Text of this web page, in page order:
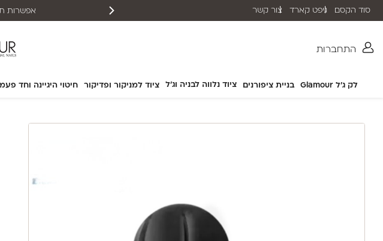
התחברות
לק ג'ל Glamour בניית ציפורנים ציוד נלווה לבניה וג'ל ציוד למניקור ופדיקור חיטוי היגיינה וחד
שליח עד הבית תוך 2-5 ימי עסקים אפשרות תשלום סוד הקסם גיפט קארד צור קשר